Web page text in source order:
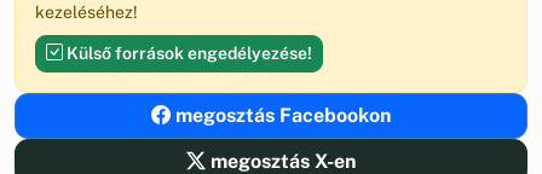
kezeléséhez!
Külső források engedélyezése!
megosztás Facebookon
megosztás X-en